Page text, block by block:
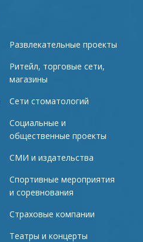
Развлекательные проекты
Ритейл, торговые сети,
магазины
Сети стоматологий
Социальные и
общественные проекты
СМИ и издательства
Спортивные мероприятия
и соревнования
Страховые компании
Театры и концерты